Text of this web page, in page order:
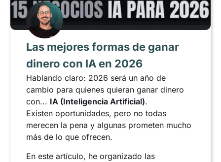
Las mejores formas de ganar
dinero con IA en 2026
Hablando claro: 2026 será un año de
cambio para quienes quieran ganar dinero
con... IA (Inteligencia Artificial).
Existen oportunidades, pero no todas
merecen la pena y algunas prometen mucho
más de lo que ofrecen.
En este artículo, he organizado las